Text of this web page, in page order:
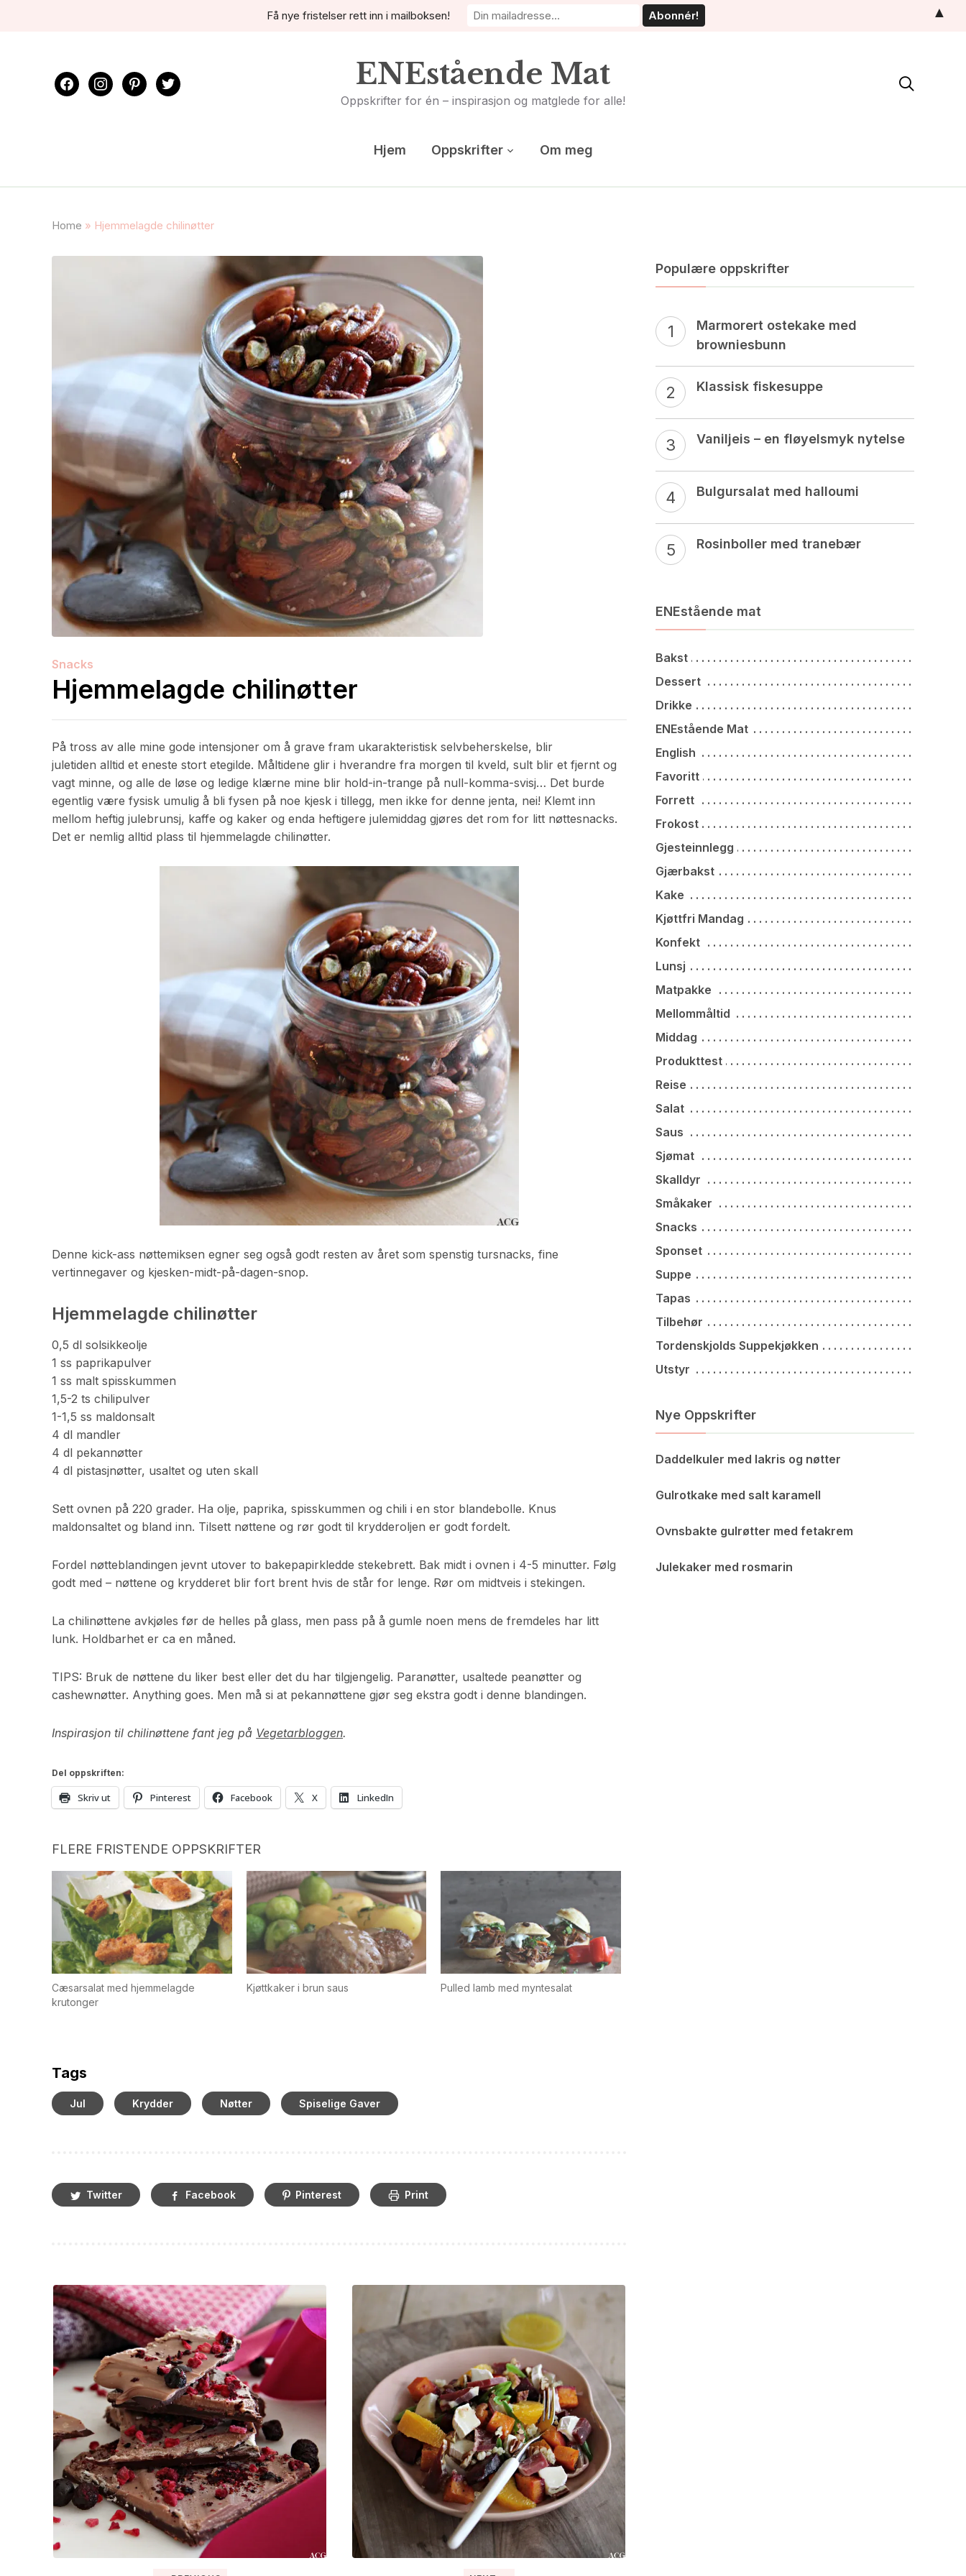
facebookinstagrampinterest
twitter ENEstående Mat
Oppskrifter for én – inspirasjon og matglede for alle!

Hjem Oppskrifter Om meg
Home » Hjemmelagde chilinøtter
Snacks
Hjemmelagde chilinøtter
På tross av alle mine gode intensjoner om å grave fram ukarakteristisk selvbeherskelse, blir
juletiden alltid et eneste stort etegilde. Måltidene glir i hverandre fra morgen til kveld, sult blir et fjernt og
vagt minne, og alle de løse og ledige klærne mine blir hold-in-trange på null-komma-svisj… Det burde
egentlig være fysisk umulig å bli fysen på noe kjesk i tillegg, men ikke for denne jenta, nei! Klemt inn
mellom heftig julebrunsj, kaffe og kaker og enda heftigere julemiddag gjøres det rom for litt nøttesnacks.
Det er nemlig alltid plass til hjemmelagde chilinøtter.
Denne kick-ass nøttemiksen egner seg også godt resten av året som spenstig tursnacks, fine
vertinnegaver og kjesken-midt-på-dagen-snop.
Hjemmelagde chilinøtter
0,5 dl solsikkeolje
1 ss paprikapulver
1 ss malt spisskummen
1,5-2 ts chilipulver
1-1,5 ss maldonsalt
4 dl mandler
4 dl pekannøtter
4 dl pistasjnøtter, usaltet og uten skall
Sett ovnen på 220 grader. Ha olje, paprika, spisskummen og chili i en stor blandebolle. Knus
maldonsaltet og bland inn. Tilsett nøttene og rør godt til krydderoljen er godt fordelt.
Fordel nøtteblandingen jevnt utover to bakepapirkledde stekebrett. Bak midt i ovnen i 4-5 minutter. Følg
godt med – nøttene og krydderet blir fort brent hvis de står for lenge. Rør om midtveis i stekingen.
La chilinøttene avkjøles før de helles på glass, men pass på å gumle noen mens de fremdeles har litt
lunk. Holdbarhet er ca en måned.
TIPS: Bruk de nøttene du liker best eller det du har tilgjengelig. Paranøtter, usaltede peanøtter og
cashewnøtter. Anything goes. Men må si at pekannøttene gjør seg ekstra godt i denne blandingen.
Inspirasjon til chilinøttene fant jeg på Vegetarbloggen.
Del oppskriften:
Skriv ut Pinterest Facebook X LinkedIn
FLERE FRISTENDE OPPSKRIFTER
Cæsarsalat med hjemmelagde
krutonger
Kjøttkaker i brun saus Pulled lamb med myntesalat
Tags
Jul Krydder Nøtter Spiselige Gaver
Twitter Facebook Pinterest Print
Populære oppskrifter
Marmorert ostekake med
browniesbunn
Klassisk fiskesuppe
Vaniljeis – en fløyelsmyk nytelse
Bulgursalat med halloumi
Rosinboller med tranebær
ENEstående mat
Bakst
Dessert
Drikke
ENEstående Mat
English
Favoritt
Forrett
Frokost
Gjesteinnlegg
Gjærbakst
Kake
Kjøttfri Mandag
Konfekt
Lunsj
Matpakke
Mellommåltid
Middag
Produkttest
Reise
Salat
Saus
Sjømat
Skalldyr
Småkaker
Snacks
Sponset
Suppe
Tapas
Tilbehør
Tordenskjolds Suppekjøkken
Utstyr
Nye Oppskrifter
Daddelkuler med lakris og nøtter
Gulrotkake med salt karamell
Ovnsbakte gulrøtter med fetakrem
Julekaker med rosmarin
Få nye fristelser rett inn i mailboksen! ▲